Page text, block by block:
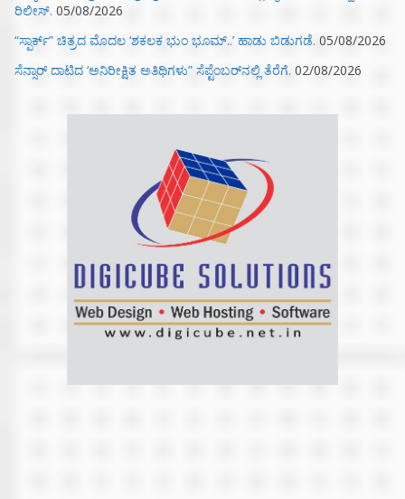
ರಿಲೀಸ್. 05/08/2026
“ಸ್ಪಾರ್ಕ್” ಚಿತ್ರದ ಮೊದಲ‌ ‘ಶಕಲಕ ಭುಂ‌ ಭೂಮ್..’ ಹಾಡು ಬಿಡುಗಡೆ. 05/08/2026
ಸೆನ್ಸಾರ್ ದಾಟಿದ ‘ಅನಿರೀಕ್ಷಿತ ಅತಿಥಿಗಳು” ಸೆಪ್ಟೆಂಬರ್‌ನಲ್ಲಿ ತೆರೆಗೆ. 02/08/2026